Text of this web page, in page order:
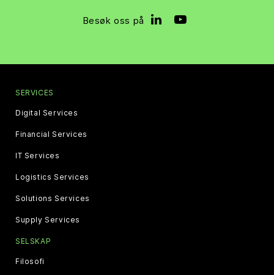
Besøk oss på
SERVICES
Digital Services
Financial Services
IT Services
Logistics Services
Solutions Services
Supply Services
SELSKAP
Filosofi